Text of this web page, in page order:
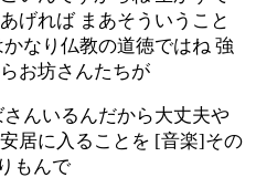
げれば まあそういうこと
なり仏教の道徳ではね 強
お坊さんたちが
んいるんだから大丈夫や
居に入ることを [音楽]その
もんで